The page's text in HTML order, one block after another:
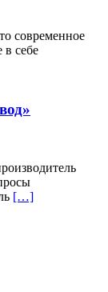
современное
в себе
[…]